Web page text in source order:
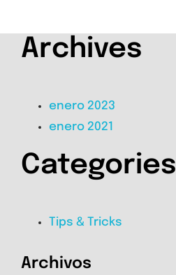
Archives
enero 2023
enero 2021
Categories
Tips & Tricks
Archivos